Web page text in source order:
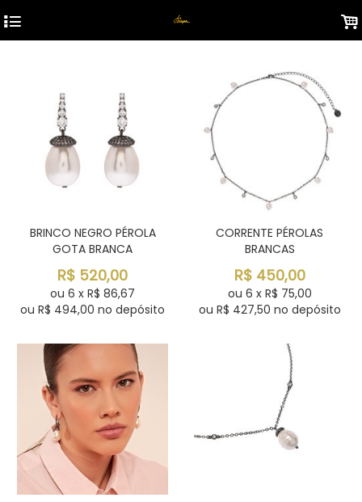
4 .
BRINCO NEGRO PÉROLA
GOTA BRANCA
R$ 520,00
ou 6 x R$ 86,67
ou R$ 494,00 no depósito
CORRENTE PÉROLAS
BRANCAS
R$ 450,00
ou 6 x R$ 75,00
ou R$ 427,50 no depósito